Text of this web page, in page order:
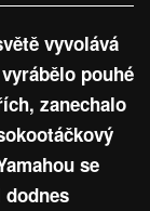
vyvolává
pouhé
zanechalo
se